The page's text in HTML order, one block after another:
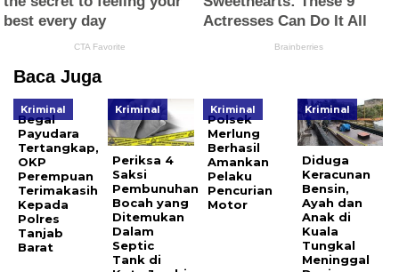
Baca Juga
Kriminal
Begal
Payudara
Tertangkap,
OKP
Perempuan
Terimakasih
Kepada
Polres
Tanjab
Barat
Kriminal
Periksa 4
Saksi
Pembunuhan
Bocah yang
Ditemukan
Dalam
Septic
Tank di
Kriminal
Polsek
Merlung
Berhasil
Amankan
Pelaku
Pencurian
Motor
Kriminal
Diduga
Keracunan
Bensin,
Ayah dan
Anak di
Kuala
Tungkal
Meninggal